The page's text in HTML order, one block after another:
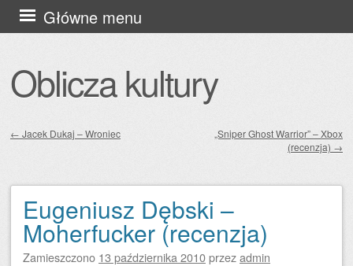
Oblicza kultury
Główne menu
Przejdź
do
← Jacek Dukaj – Wroniec
„Sniper Ghost Warrior” – Xbox
(recenzja) →
Eugeniusz Dębski –
Moherfucker (recenzja)
Zamieszczono 13 października 2010przezadmin